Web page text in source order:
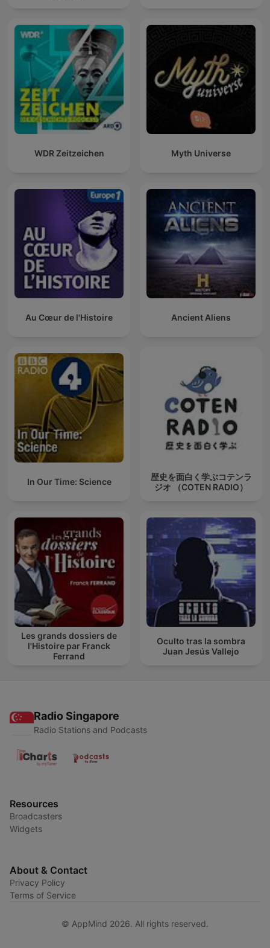
WDR Zeitzeichen Myth Universe
Au Cœur de l'Histoire Ancient Aliens
In Our Time: Science
歴史を面白く学ぶコテンラ
ジオ （COTEN RADIO）
Les grands dossiers de
l'Histoire par Franck
Ferrand
Oculto tras la sombra
Juan Jesús Vallejo
Radio Singapore
Radio Stations and Podcasts
Resources
Broadcasters
Widgets
About & Contact
Privacy Policy
Terms of Service
© AppMind 2026. All rights reserved.